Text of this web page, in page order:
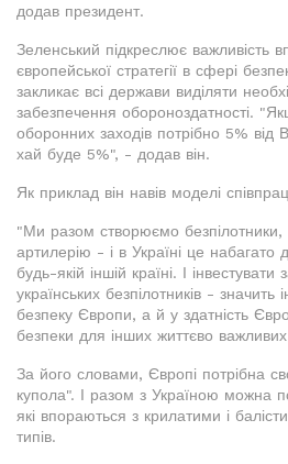
додав президент.
Зеленський підкреслює важливість
європейської стратегії в сфері
закликає всі держави виділяти
забезпечення обороноздатності.
оборонних заходів потрібно 5% від
хай буде 5%", - додав він.
Як приклад він навів моделі
"Ми разом створюємо
артилерію - і в Україні це
будь-якій іншій країні. І
українських безпілотників - значить
безпеку Європи, а й у здатність
безпеки для інших життєво важливих
За його словами, Європі потрібна
купола". І разом з Україною можна
які впораються з крилатими і
типів.